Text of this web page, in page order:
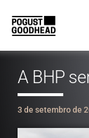
A BHP
3 de setembro de